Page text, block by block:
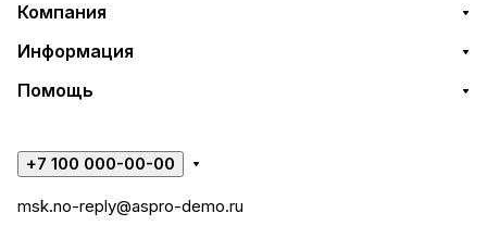
Компания
Информация
Помощь
+7 100 000-00-00
msk.no-reply@aspro-demo.ru